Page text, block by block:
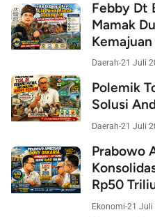
Febby Dt
Mamak
Daerah-21 Juli
Polemik
Solusi
Daerah-21 Juli
Prabowo
Rp50
Ekonomi-21 Juli